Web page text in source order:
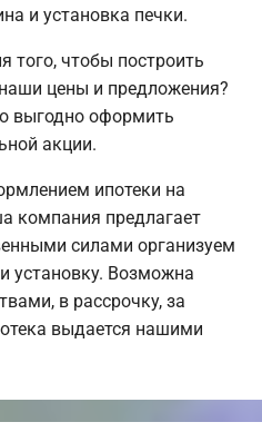
и установка печки.
того, чтобы построить
цены и предложения?
выгодно оформить
акции.
ипотеки на
компания предлагает
силами организуем
установку. Возможна
в рассрочку, за
выдается нашими